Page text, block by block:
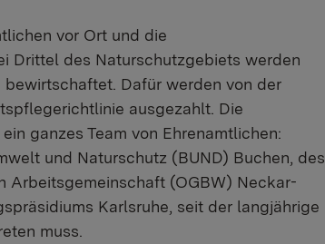
vor Ort und die
Drittel des Naturschutzgebiets werden
Dafür werden von der
ausgezahlt. Die
ganzes Team von Ehrenamtlichen:
und Naturschutz (BUND) Buchen, des
Arbeitsgemeinschaft (OGBW) Neckar-
Karlsruhe, seit der langjährige
muss.